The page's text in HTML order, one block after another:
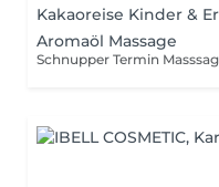
Kakaoreise Kinder &
Aromaöl Massage